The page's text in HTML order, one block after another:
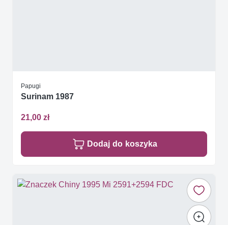
Papugi
Surinam 1987
21,00 zł
Dodaj do koszyka